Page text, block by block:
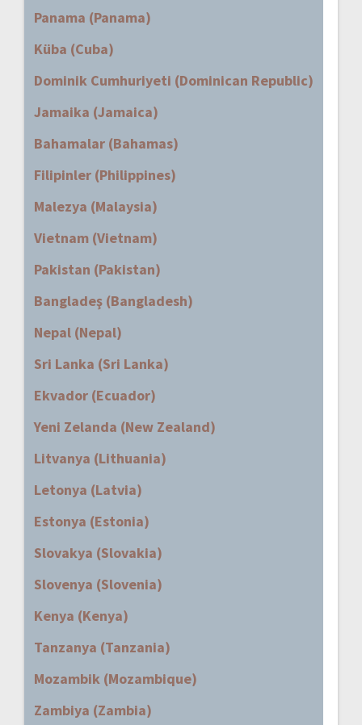
Panama (Panama)
Küba (Cuba)
Dominik Cumhuriyeti (Dominican Republic)
Jamaika (Jamaica)
Bahamalar (Bahamas)
Filipinler (Philippines)
Malezya (Malaysia)
Vietnam (Vietnam)
Pakistan (Pakistan)
Bangladeş (Bangladesh)
Nepal (Nepal)
Sri Lanka (Sri Lanka)
Ekvador (Ecuador)
Yeni Zelanda (New Zealand)
Litvanya (Lithuania)
Letonya (Latvia)
Estonya (Estonia)
Slovakya (Slovakia)
Slovenya (Slovenia)
Kenya (Kenya)
Tanzanya (Tanzania)
Mozambik (Mozambique)
Zambiya (Zambia)